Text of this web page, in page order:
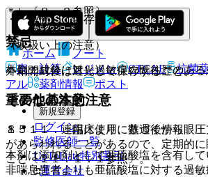
・ 遮光して保存すること。
（取扱い上の注意）
外箱開封後は遮光して保存すること。
その他の注意
１５．１． 臨床使用に基づく情報
本剤は添加剤として亜硫酸塩を含有し
非喘息患者よりも亜硫酸塩に対する過
＊）〔８．２参照〕。
禁忌
本剤の成分に対し過敏症の既往歴のあ
重要な基本的注意
８．１． 連用により、数週後から眼
があらわれることがあるので、定期的
こと〔１１．１．１参照〕。
ホーム
ノート
表・計算
レジメン CTCAE 抗菌
アル
薬剤情報 ポスト
新規登録
ログイン
監修医師一覧
UpToDate特別割引
運営会社